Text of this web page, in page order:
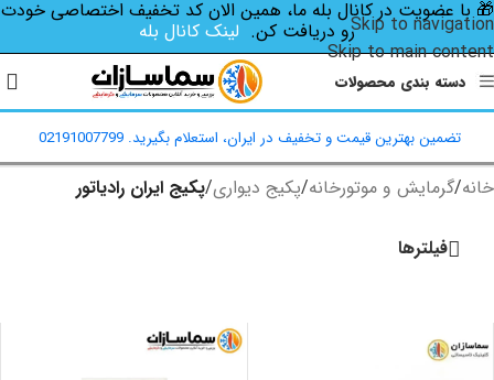
Skip to navigation
Skip to main content
🎁 با عضویت در کانال بله ما، همین الان کد تخفیف اختصاصی‌ خودت
رو دریافت کن. لینک کانال بله
دسته بندی محصولات
تضمین بهترین قیمت و تخفیف در ایران، استعلام بگیرید. 02191007799
خانه/گرمایش و موتورخانه/پکیج دیواری/پکیج ایران رادیاتور
فیلترها